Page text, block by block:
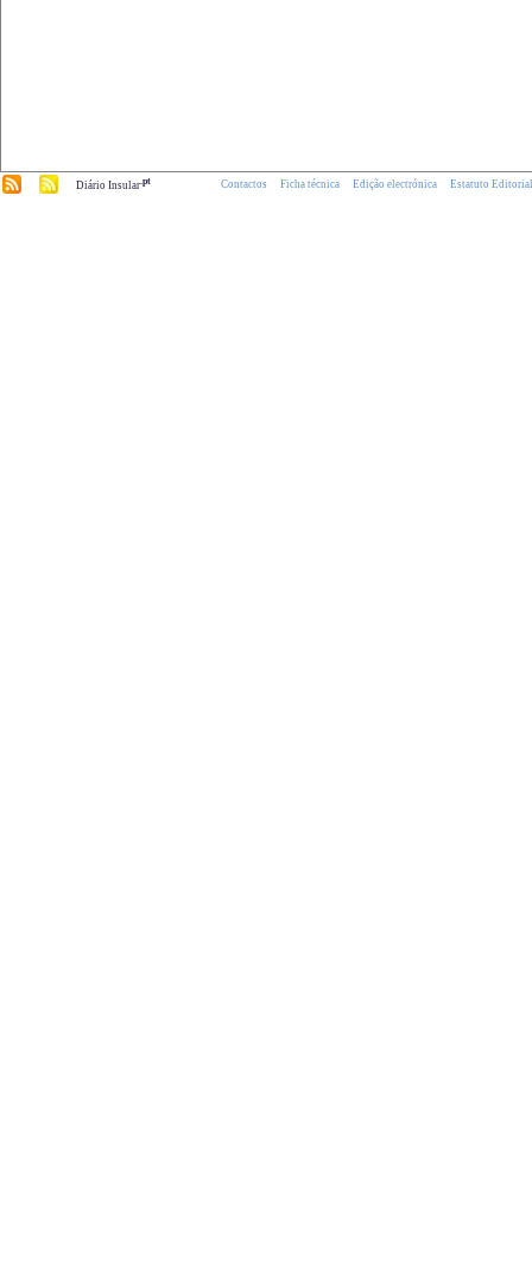
Diário Insular.pt Contactos Ficha técnica Edição electrónica Estatuto Editorial